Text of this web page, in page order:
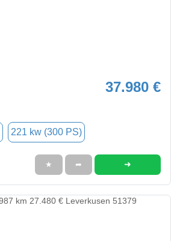
37.980 €
221 kw (300 PS)
★ ➦ ➜